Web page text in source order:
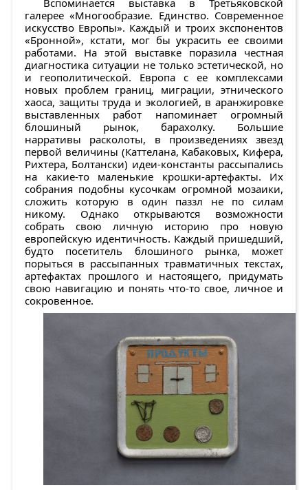
галерее «Многообразие. Единство. Современное
искусство Европы». Каждый и троих экспонентов
«Бронной», кстати, мог бы украсить ее своими
работами. На этой выставке поразила честная
диагностика ситуации не только эстетической, но
и геополитической. Европа с ее комплексами
новых проблем границ, миграции, этнического
хаоса, защиты труда и экологией, в аранжировке
выставленных работ напоминает огромный
блошиный рынок, барахолку. Большие
нарративы расколоты, в произведениях звезд
первой величины (Каттелана, Кабаковых, Кифера,
Рихтера, Болтански) идеи-константы рассыпались
на какие-то маленькие крошки-артефакты. Их
собрания подобны кусочкам огромной мозаики,
сложить которую в один паззл не по силам
никому. Однако открываются возможности
собрать свою личную историю про новую
европейскую идентичность. Каждый пришедший,
будто посетитель блошиного рынка, может
порыться в рассыпанных травматичных текстах,
артефактах прошлого и настоящего, придумать
свою навигацию и понять что-то свое, личное и
сокровенное.